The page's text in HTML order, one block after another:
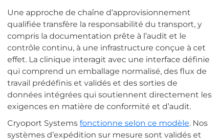
Une approche de chaîne d’approvisionnement
qualifiée transfère la responsabilité du transport, y
compris la documentation prête à l’audit et le
contrôle continu, à une infrastructure conçue à cet
effet. La clinique interagit avec une interface définie
qui comprend un emballage normalisé, des flux de
travail prédéfinis et validés et des sorties de
données intégrées qui soutiennent directement les
exigences en matière de conformité et d’audit.
Cryoport Systems fonctionne selon ce modèle. Nos
systèmes d’expédition sur mesure sont validés et